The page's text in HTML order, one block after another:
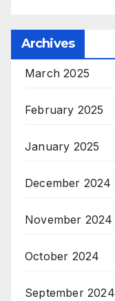
Archives
March 2025
February 2025
January 2025
December 2024
November 2024
October 2024
September 2024